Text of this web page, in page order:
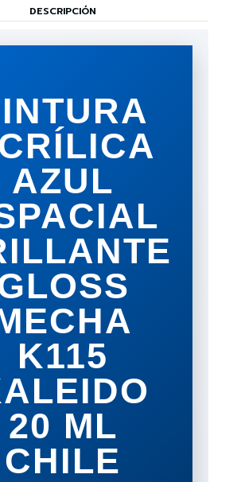
DESCRIPCIÓN
AZUL
K115
20 ML
CHILE